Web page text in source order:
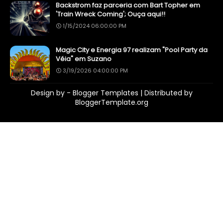
Backstrom faz parceria com Bart Topher em
'Train Wreck Coming'; Ouça aqui!!
1/15/2024 06:00:00 PM
Magic City e Energia 97 realizam "Pool Party da
Véia" em Suzano
3/19/2026 04:00:00 PM
Design by - Blogger Templates | Distributed by
BloggerTemplate.org